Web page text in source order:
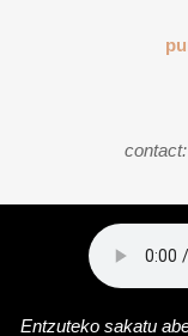
Entzuteko sakatu